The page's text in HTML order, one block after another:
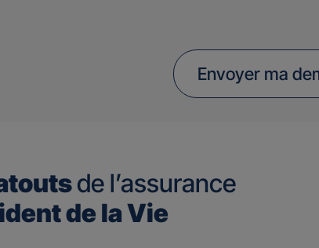
Envoyer ma
de l’assurance
de la Vie